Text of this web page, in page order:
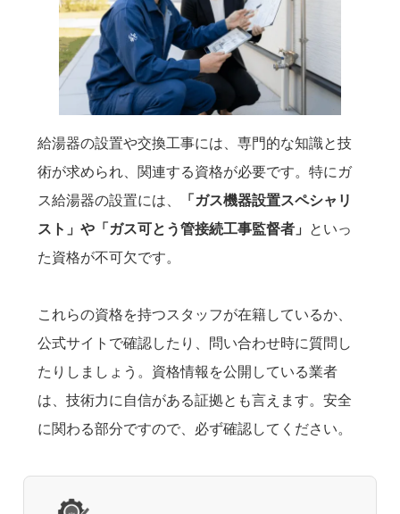
給湯器の設置や交換工事には、専門的な知識と技
術が求められ、関連する資格が必要です。特にガ
ス給湯器の設置には、
「ガス機器設置スペシャリ
スト」や「ガス可とう管接続工事監督者」
といっ
た資格が不可欠です。
これらの資格を持つスタッフが在籍しているか、
公式サイトで確認したり、問い合わせ時に質問し
たりしましょう。資格情報を公開している業者
は、技術力に自信がある証拠とも言えます。安全
に関わる部分ですので、必ず確認してください。